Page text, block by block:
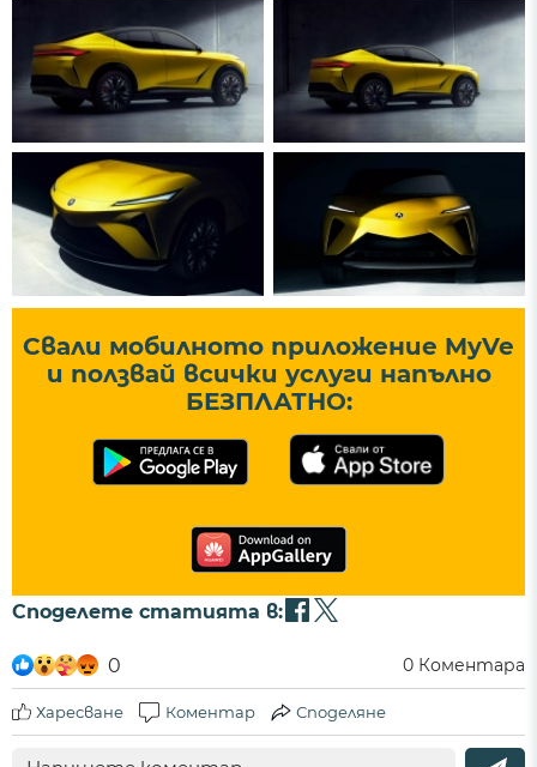
Свали мобилното приложение MyVe
и ползвай всички услуги напълно
БЕЗПЛАТНО:
Споделете статията в:
0 0 Коментара
Харесване Коментар Споделяне